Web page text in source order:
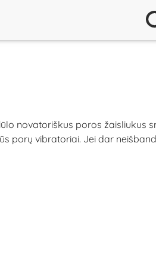
novatoriškus poros žaisliukus
porų vibratoriai. Jei dar